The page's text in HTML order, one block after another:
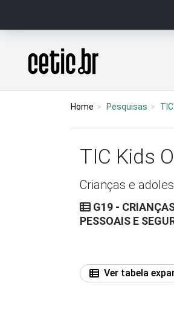
Página inicial
Home Pesquisas
TIC Kids
Crianças e
G19 -
PESSOAIS E
Ver tabela